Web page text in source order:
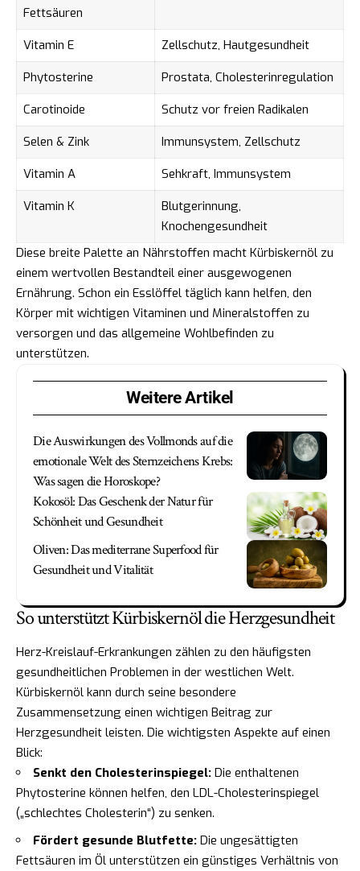
Fettsäuren
Vitamin E
Zellschutz, Hautgesundheit
Phytosterine
Prostata, Cholesterinregulation
Carotinoide
Schutz vor freien Radikalen
Selen & Zink
Immunsystem, Zellschutz
Vitamin A
Sehkraft, Immunsystem
Vitamin K
Blutgerinnung,
Knochengesundheit
Diese breite Palette an Nährstoffen macht Kürbiskernöl zu
einem wertvollen Bestandteil einer ausgewogenen
Ernährung. Schon ein Esslöffel täglich kann helfen, den
Körper mit wichtigen Vitaminen und Mineralstoffen zu
versorgen und das allgemeine Wohlbefinden zu
unterstützen.
Weitere Artikel
Die Auswirkungen des Vollmonds auf die
emotionale Welt des Sternzeichens Krebs:
Was sagen die Horoskope?
Kokosöl: Das Geschenk der Natur für
Schönheit und Gesundheit
Oliven: Das mediterrane Superfood für
Gesundheit und Vitalität
So unterstützt Kürbiskernöl die Herzgesundheit
Herz-Kreislauf-Erkrankungen zählen zu den häufigsten
gesundheitlichen Problemen in der westlichen Welt.
Kürbiskernöl kann durch seine besondere
Zusammensetzung einen wichtigen Beitrag zur
Herzgesundheit leisten. Die wichtigsten Aspekte auf einen
Blick:
Senkt den Cholesterinspiegel: Die enthaltenen
Phytosterine können helfen, den LDL-Cholesterinspiegel
(„schlechtes Cholesterin“) zu senken.
Fördert gesunde Blutfette: Die ungesättigten
Fettsäuren im Öl unterstützen ein günstiges Verhältnis von